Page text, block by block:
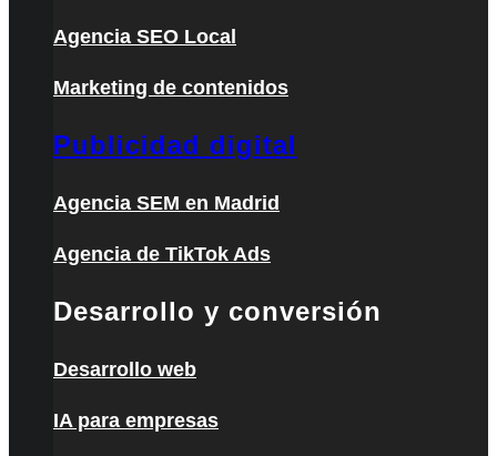
Agencia SEO Local
Marketing de contenidos
Publicidad digital
Agencia SEM en Madrid
Agencia de TikTok Ads
Desarrollo y conversión
Desarrollo web
IA para empresas